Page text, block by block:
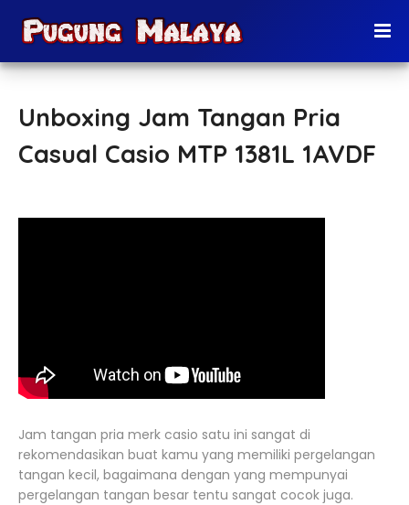
Unboxing Jam Tangan Pria
Casual Casio MTP 1381L 1AVDF
Jam tangan pria merk casio satu ini sangat di
rekomendasikan buat kamu yang memiliki pergelangan
tangan kecil, bagaimana dengan yang mempunyai
pergelangan tangan besar tentu sangat cocok juga.